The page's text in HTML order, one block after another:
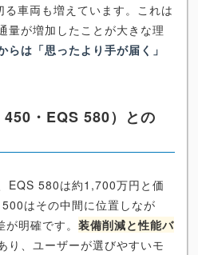
車両も増えています。これは
量が増加したことが大きな理
らは「思ったより手が届く」
・EQS 580）との
EQS 580は約1,700万円と価
はその中間に位置しなが
明確です。 装備削減と性能バ
り、ユーザーが選びやすいモ